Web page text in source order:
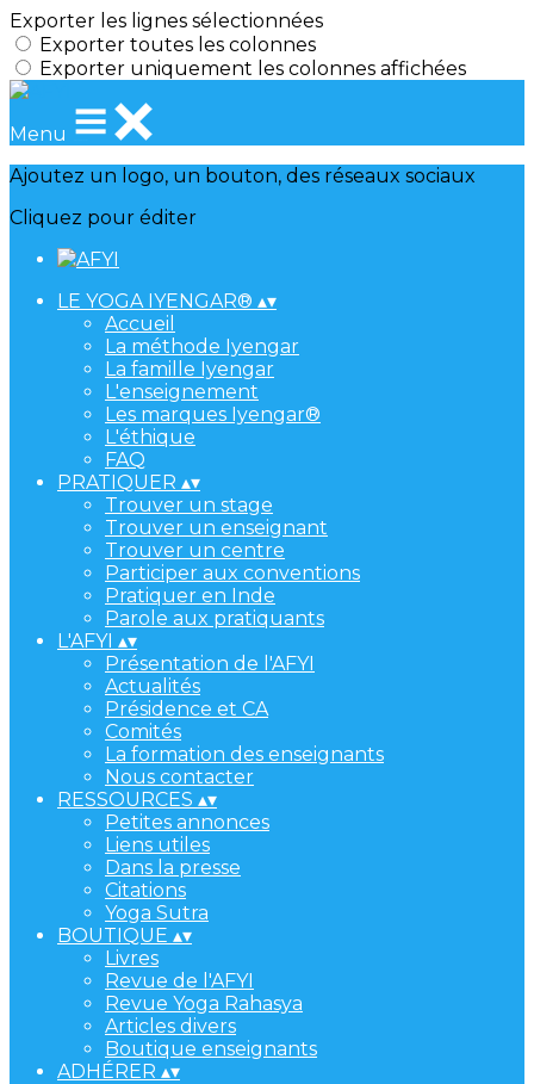
Exporter les lignes sélectionnées
Exporter toutes les colonnes
Exporter uniquement les colonnes affichées
Menu
Ajoutez un logo, un bouton, des réseaux sociaux
Cliquez pour éditer
LE YOGA IYENGAR® ▴▾
Accueil
La méthode Iyengar
La famille Iyengar
L'enseignement
Les marques Iyengar®
L'éthique
FAQ
PRATIQUER ▴▾
Trouver un stage
Trouver un enseignant
Trouver un centre
Participer aux conventions
Pratiquer en Inde
Parole aux pratiquants
L'AFYI ▴▾
Présentation de l'AFYI
Actualités
Présidence et CA
Comités
La formation des enseignants
Nous contacter
RESSOURCES ▴▾
Petites annonces
Liens utiles
Dans la presse
Citations
Yoga Sutra
BOUTIQUE ▴▾
Livres
Revue de l'AFYI
Revue Yoga Rahasya
Articles divers
Boutique enseignants
ADHÉRER ▴▾